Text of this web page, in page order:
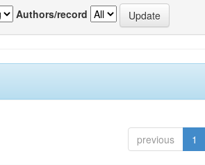
Authors/record
previous 1